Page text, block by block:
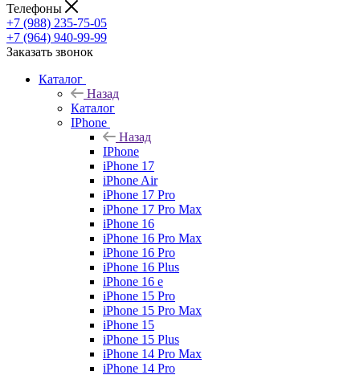
Телефоны
+7 (988) 235-75-05
+7 (964) 940-99-99
Заказать звонок
Каталог
Назад
Каталог
IPhone
Назад
IPhone
iPhone 17
iPhone Air
iPhone 17 Pro
iPhone 17 Pro Max
iPhone 16
iPhone 16 Pro Max
iPhone 16 Pro
iPhone 16 Plus
iPhone 16 e
iPhone 15 Pro
iPhone 15 Pro Max
iPhone 15
iPhone 15 Plus
iPhone 14 Pro Max
iPhone 14 Pro